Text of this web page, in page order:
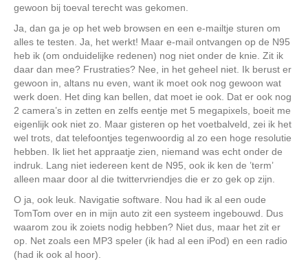
gewoon bij toeval terecht was gekomen.
Ja, dan ga je op het web browsen en een e-mailtje sturen om
alles te testen. Ja, het werkt! Maar e-mail ontvangen op de N95
heb ik (om onduidelijke redenen) nog niet onder de knie. Zit ik
daar dan mee? Frustraties? Nee, in het geheel niet. Ik berust er
gewoon in, altans nu even, want ik moet ook nog gewoon wat
werk doen. Het ding kan bellen, dat moet ie ook. Dat er ook nog
2 camera’s in zetten en zelfs eentje met 5 megapixels, boeit me
eigenlijk ook niet zo. Maar gisteren op het voetbalveld, zei ik het
wel trots, dat telefoontjes tegenwoordig al zo een hoge resolutie
hebben. Ik liet het appraatje zien, niemand was echt onder de
indruk. Lang niet iedereen kent de N95, ook ik ken de ’term’
alleen maar door al die twittervriendjes die er zo gek op zijn.
O ja, ook leuk. Navigatie software. Nou had ik al een oude
TomTom over en in mijn auto zit een systeem ingebouwd. Dus
waarom zou ik zoiets nodig hebben? Niet dus, maar het zit er
op. Net zoals een MP3 speler (ik had al een iPod) en een radio
(had ik ook al hoor).